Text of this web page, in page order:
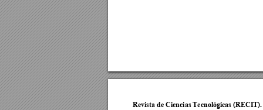
Revista de Ciencias Tecnológicas